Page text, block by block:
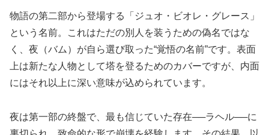
物語の第二部から登場する「ジュオ・ビオレ・グレース」
という名前。これはただの別人を装うための偽名ではな
く、夜（バム）が自ら選び取った“覚悟の名前”です。表面
上は新たな人物として塔を登るためのカバーですが、内面
にはそれ以上に深い意味が込められています。
夜は第一部の終盤で、最も信じていた存在──ラヘル──に